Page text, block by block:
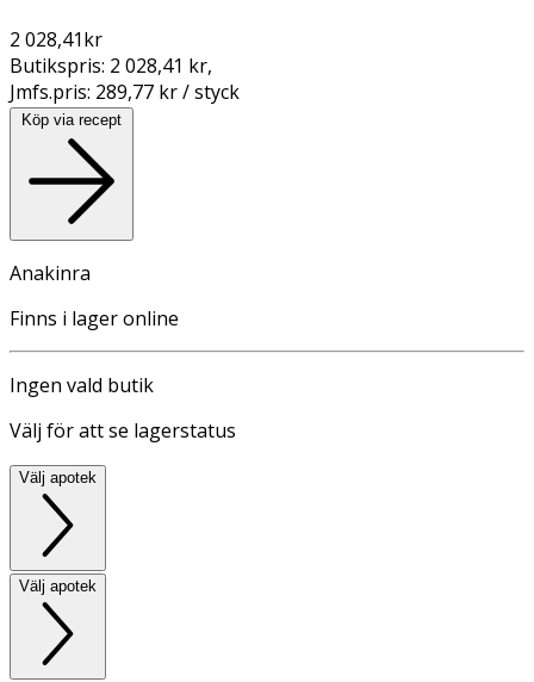
2 028,41kr
Butikspris: 2 028,41 kr,
Jmfs.pris: 289,77 kr / styck
Köp via recept
Anakinra
Finns i lager online
Ingen vald butik
Välj för att se lagerstatus
Välj apotek
Välj apotek